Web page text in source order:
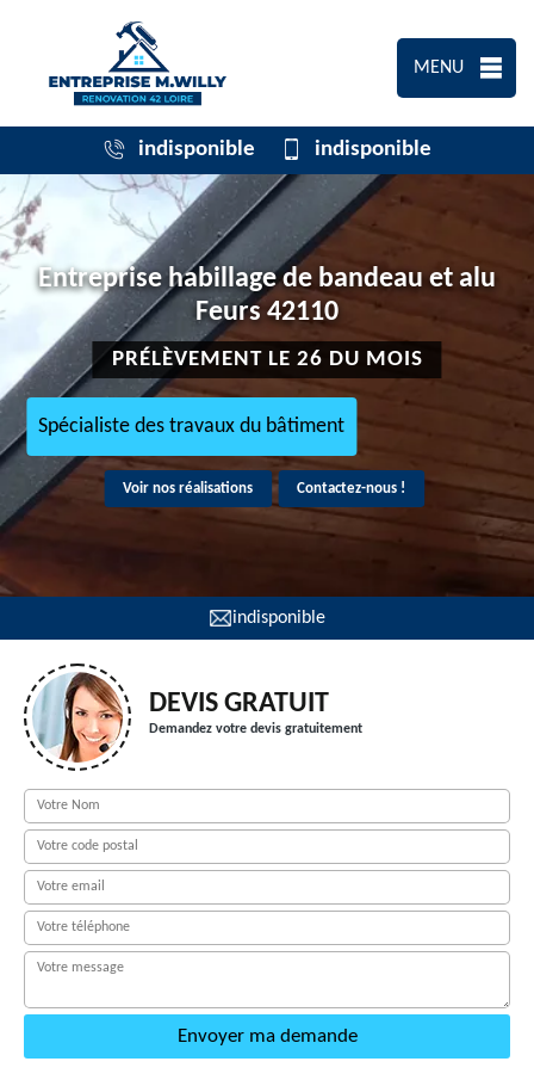
MENU
indisponible indisponible
Entreprise habillage de bandeau et alu
Feurs 42110
PRÉLÈVEMENT LE 26 DU MOIS
Spécialiste des travaux du bâtiment
Voir nos réalisations Contactez-nous !
indisponible
DEVIS GRATUIT
Demandez votre devis gratuitement